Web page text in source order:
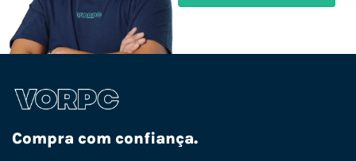
Compra com confiança.